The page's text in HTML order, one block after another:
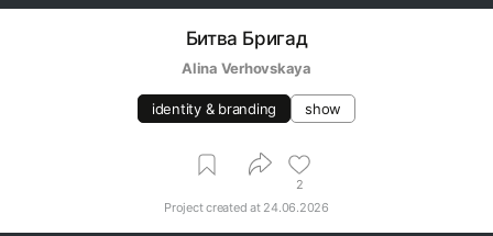
Битва Бригад
Alina Verhovskaya
identity & branding show
2
Project created at 24.06.2026